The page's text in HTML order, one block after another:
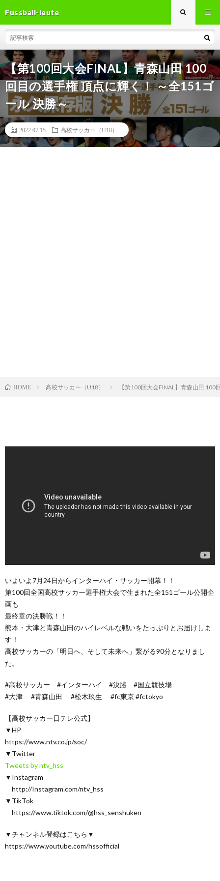
Fussball-leute
【第100回大会FINAL】青森山田 100
回目の選手権 頂点に輝く！ ～全151ゴ
ール 決勝～
2022.07.15 高校サッカー（U18）
HOME 高校サッカー（U18） 【第100回大会FINAL】青森山田
いよいよ7月24日からインターハイ・サッカー開幕！！
第100回全国高校サッカー選手権大会で生まれた全151ゴール公開企
画も
最終章の決勝戦！！
熊本・大津と青森山田のハイレベルな戦いをたっぷりとお届けしま
す！
高校サッカーの「明日へ、そして未来へ」繋がる90分となりまし
た。
#高校サッカー #インターハイ #決勝 #国立競技場
#大津 #青森山田 #松木玖生 #fc東京 #fctokyo
【高校サッカー日テレ公式】
▼HP
https://www.ntv.co.jp/soc/
▼Twitter
Tweets by ntv_hss
▼Instagram
http://Instagram.com/ntv_hss
▼TikTok
https://www.tiktok.com/@hss_senshuken
▼チャンネル登録はこちら▼
https://www.youtube.com/hssofficial